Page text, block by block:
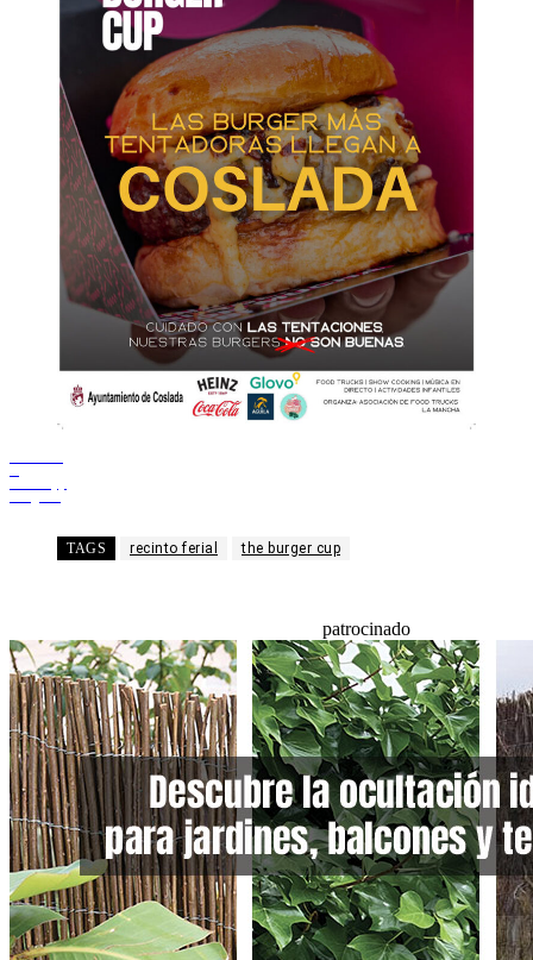
TAGS recinto ferial the burger cup
patrocinado